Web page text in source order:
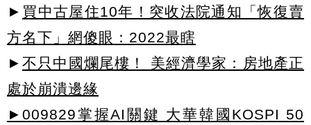
► 買中古屋住10年！突收法院通知「恢復賣
方名下」網傻眼：2022最瞎
► 不只中國爛尾樓！ 美經濟學家：房地產正
處於崩潰邊緣
►009829掌握AI關鍵 大華韓國KOSPI 50